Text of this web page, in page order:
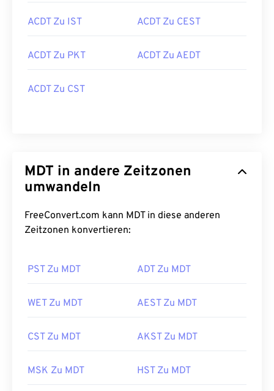
ACDT Zu IST ACDT Zu CEST
ACDT Zu PKT ACDT Zu AEDT
ACDT Zu CST
MDT in andere Zeitzonen
umwandeln
FreeConvert.com kann MDT in diese anderen
Zeitzonen konvertieren:
PST Zu MDT ADT Zu MDT
WET Zu MDT AEST Zu MDT
CST Zu MDT AKST Zu MDT
MSK Zu MDT HST Zu MDT